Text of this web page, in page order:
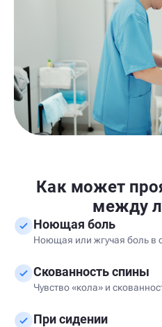
Как может
между
Ноющая боль
Ноющая или жгучая боль в
Скованность спины
Чувство «кола» и
При сидении